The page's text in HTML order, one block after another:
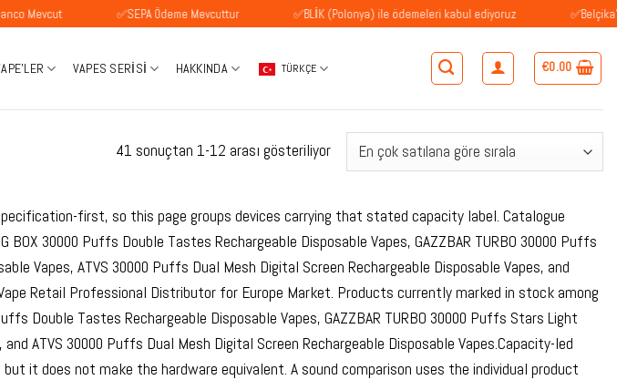
✅SEPA Ödeme Mevcuttur ✅BLİK (Polonya) ile ödemeleri kabul ediyoruz ✅Belçika'daki
VAPES SERISI HAKKINDA TÜRKÇE €0.00
41 sonuçtan 1-12 arası gösteriliyorPopülerliğe
göre
first, so this page groups devices carrying that stated capacity label. Catalogue
30000 Puffs Double Tastes Rechargeable Disposable Vapes, GAZZBAR TURBO 30000 Puffs
Vapes, ATVS 30000 Puffs Dual Mesh Digital Screen Rechargeable Disposable Vapes, and
Retail Professional Distributor for Europe Market. Products currently marked in stock among
Double Tastes Rechargeable Disposable Vapes, GAZZBAR TURBO 30000 Puffs Stars Light
ATVS 30000 Puffs Dual Mesh Digital Screen Rechargeable Disposable Vapes.Capacity-led
it does not make the hardware equivalent. A sound comparison uses the individual product